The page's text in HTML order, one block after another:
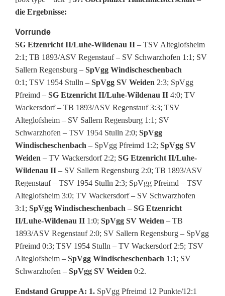
die Ergebnisse:
Vorrunde
SG Etzenricht II/Luhe-Wildenau II – TSV Alteglofsheim
2:1; TB 1893/ASV Regenstauf – SV Schwarzhofen 1:1; SV
Sallern Regensburg – SpVgg Windischeschenbach
0:1; TSV 1954 Stulln – SpVgg SV Weiden 2:3; SpVgg
Pfreimd – SG Etzenricht II/Luhe-Wildenau II 4:0; TV
Wackersdorf – TB 1893/ASV Regenstauf 3:3; TSV
Alteglofsheim – SV Sallern Regensburg 1:1; SV
Schwarzhofen – TSV 1954 Stulln 2:0; SpVgg
Windischeschenbach – SpVgg Pfreimd 1:2; SpVgg SV
Weiden – TV Wackersdorf 2:2; SG Etzenricht II/Luhe-
Wildenau II – SV Sallern Regensburg 2:0; TB 1893/ASV
Regenstauf – TSV 1954 Stulln 2:3; SpVgg Pfreimd – TSV
Alteglofsheim 3:0; TV Wackersdorf – SV Schwarzhofen
3:1; SpVgg Windischeschenbach – SG Etzenricht
II/Luhe-Wildenau II 1:0; SpVgg SV Weiden – TB
1893/ASV Regenstauf 2:0; SV Sallern Regensburg – SpVgg
Pfreimd 0:3; TSV 1954 Stulln – TV Wackersdorf 2:5; TSV
Alteglofsheim – SpVgg Windischeschenbach 1:1; SV
Schwarzhofen – SpVgg SV Weiden 0:2.
Endstand Gruppe A: 1. SpVgg Pfreimd 12 Punkte/12:1